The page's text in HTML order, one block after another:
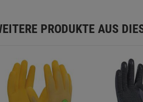
PRODUKTE AUS